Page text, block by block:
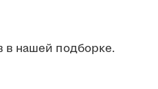
нашей подборке.